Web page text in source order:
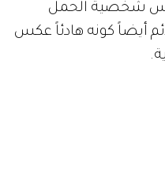
شخصية الحمل
أيضاً كونه هادئاً عكس